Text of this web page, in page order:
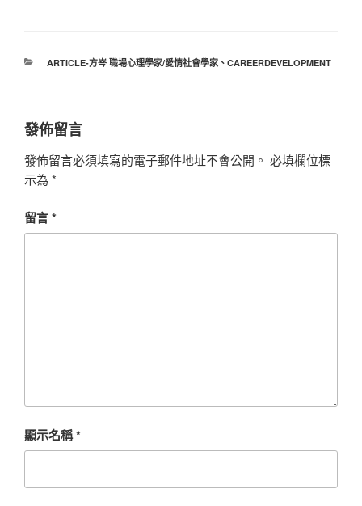
分
ARTICLE-方岑 職場心理學家/愛情社會學家、 CAREERDEVELOPMENT
發佈留言
發佈留言必須填寫的電子郵件地址不會公開。 必填欄位標
示為 *
留言*
顯示名稱*